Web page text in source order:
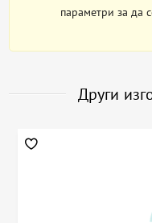
параметри за да
Други